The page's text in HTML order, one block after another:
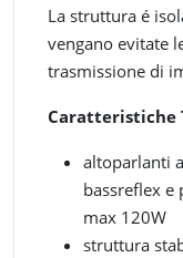
La struttura é
vengano evitate
trasmissione di
Caratteristiche
altoparlanti
bassreflex e
max 120W
struttura